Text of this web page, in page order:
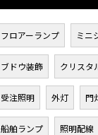
フロアーランプ ミニ
ブドウ装飾 クリスタ
受注照明 外灯 門
船舶ランプ 照明配線